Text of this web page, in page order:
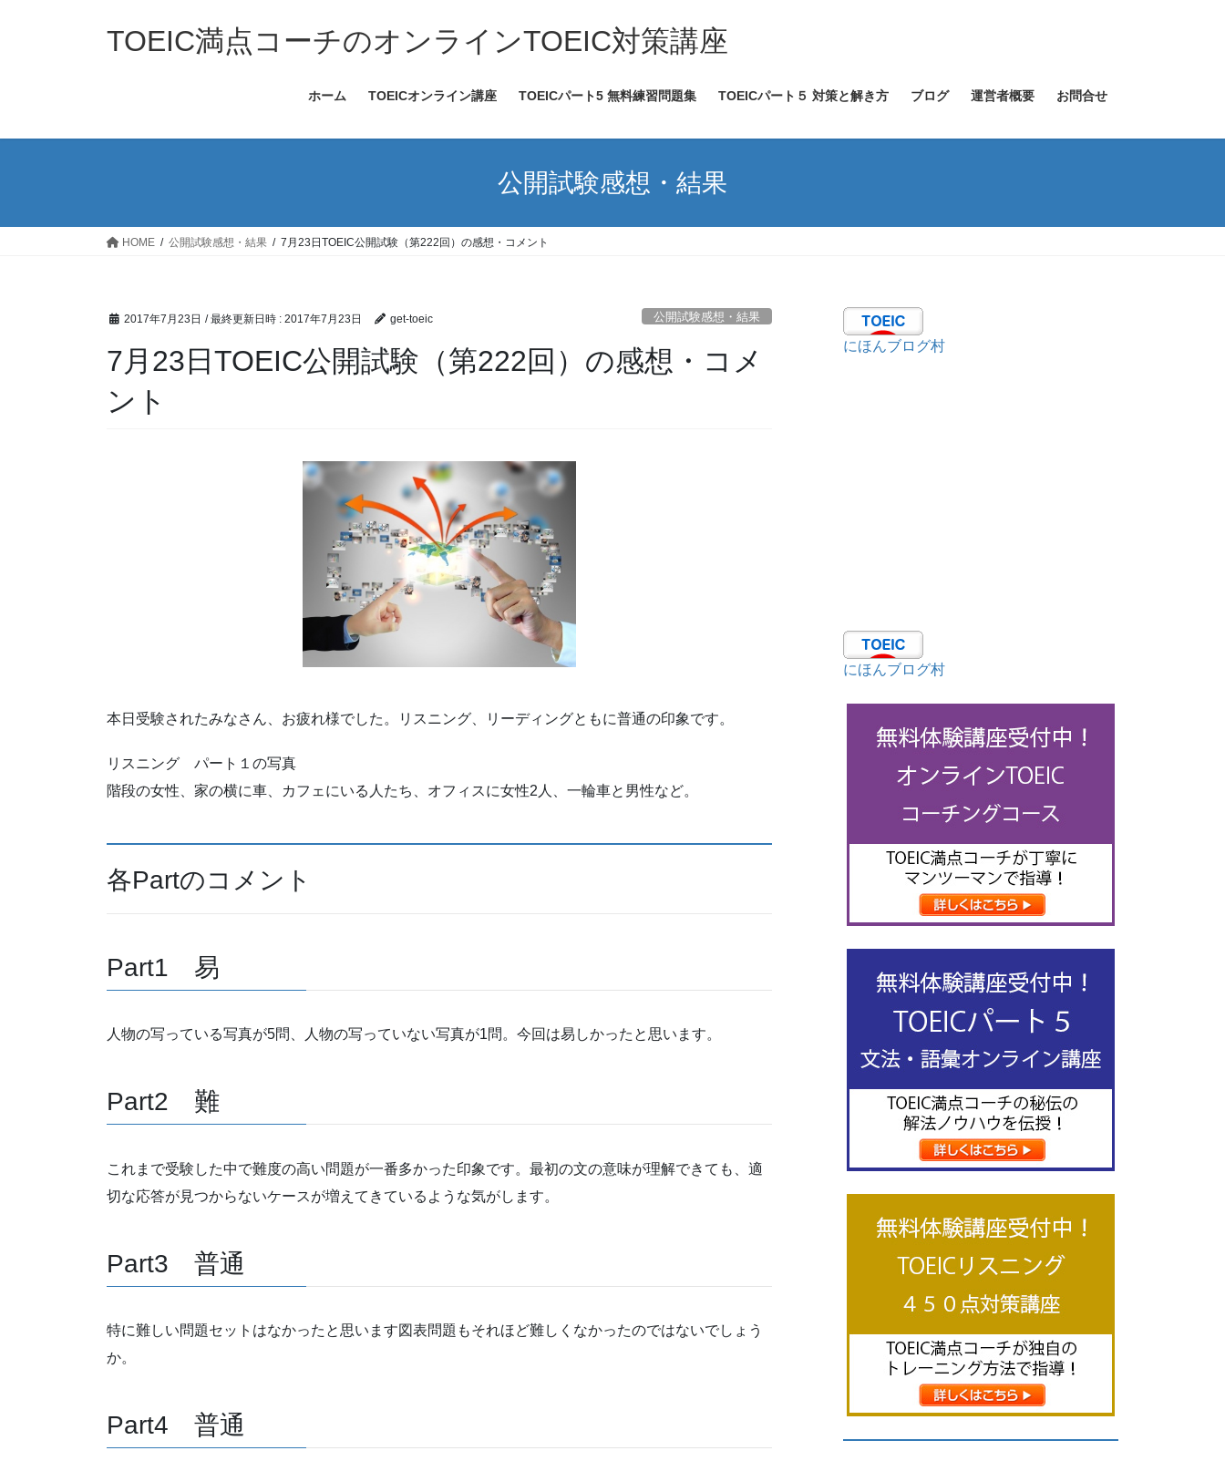
ス
ン
TOEIC満点コーチのオンラインTOEIC対策講座
ホーム TOEICオンライン講座 TOEICパート5 無料練習問題集 TOEICパート５ 対策と解き方 ブログ 運営者概要 お問合せ
公開試験感想・結果
HOME 公開試験感想・結果 7月23日TOEIC公開試験（第222回）の感想・コメント
2017年7月23日 / 最終更新日時 : 2017年7月23日 get-toeic 公開試験感想・結果
7月23日TOEIC公開試験（第222回）の感想・コメ
ント
本日受験されたみなさん、お疲れ様でした。リスニング、リーディングともに普通の印象です。
リスニング パート１の写真
階段の女性、家の横に車、カフェにいる人たち、オフィスに女性2人、一輪車と男性など。
各Partのコメント
Part1 易
人物の写っている写真が5問、人物の写っていない写真が1問。今回は易しかったと思います。
Part2 難
これまで受験した中で難度の高い問題が一番多かった印象です。最初の文の意味が理解できても、適
切な応答が見つからないケースが増えてきているような気がします。
Part3 普通
特に難しい問題セットはなかったと思います図表問題もそれほど難しくなかったのではないでしょう
か。
Part4 普通
にほんブログ村
にほんブログ村